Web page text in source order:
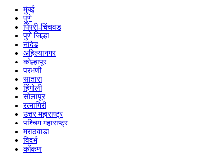
मुंबई
पुणे
पिंपरी-चिंचवड
पुणे जिल्हा
नांदेड
अहिल्यानगर
कोल्हापूर
परभणी
सातारा
हिंगोली
सोलापूर
रत्नागिरी
उत्तर महाराष्ट्र
पश्चिम महाराष्ट्र
मराठवाडा
विदर्भ
कोंकण